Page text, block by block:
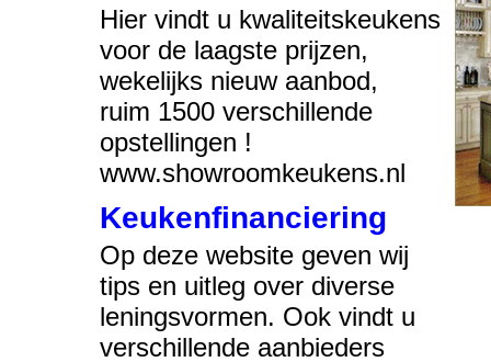
Hier vindt u kwaliteitskeukens
voor de laagste prijzen,
wekelijks nieuw aanbod,
ruim 1500 verschillende
opstellingen !
www.showroomkeukens.nl
Keukenfinanciering
Op deze website geven wij
tips en uitleg over diverse
leningsvormen. Ook vindt u
verschillende aanbieders